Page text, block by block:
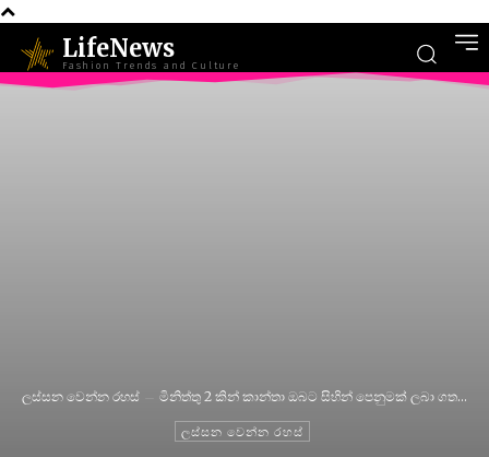
LifeNews
Fashion Trends and Culture
ලස්සන වෙන්න රහස් මිනිත්තු 2 කින් කාන්තා ඔබට සිහින් පෙනුමක් ලබා ගත...
ලස්සන වෙන්න රහස්